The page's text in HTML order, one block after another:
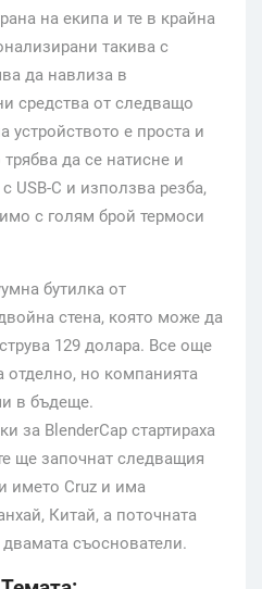
на екипа и те в крайна
такива с
да навлиза в
средства от следващо
устройството е проста и
да се натисне и
USB-C и използва резба,
с голям брой термоси
бутилка от
стена, която може да
129 долара. Все още
отделно, но компанията
в бъдеще.
за BlenderCap стартираха
ще започнат следващия
името Cruz и има
Китай, а поточната
съоснователи.